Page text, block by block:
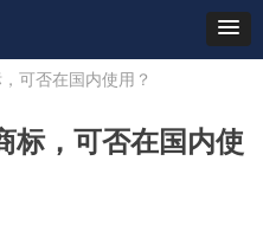
标，可否在国内使
可否在国内使用？